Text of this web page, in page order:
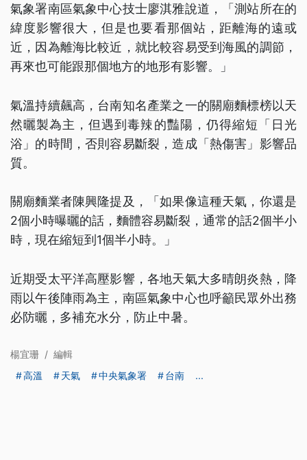
氣象署南區氣象中心技士廖淇雅說道，「測站所在的
緯度影響很大，但是也要看那個站，距離海的遠或
近，因為離海比較近，就比較容易受到海風的調節，
再來也可能跟那個地方的地形有影響。」
氣溫持續飆高，台南知名產業之一的關廟麵標榜以天
然曬製為主，但遇到毒辣的豔陽，仍得縮短「日光
浴」的時間，否則容易斷裂，造成「熱傷害」影響品
質。
關廟麵業者陳興隆提及，「如果像這種天氣，你還是
2個小時曝曬的話，麵體容易斷裂，通常的話2個半小
時，現在縮短到1個半小時。」
近期受太平洋高壓影響，各地天氣大多晴朗炎熱，降
雨以午後陣雨為主，南區氣象中心也呼籲民眾外出務
必防曬，多補充水分，防止中暑。
楊宜珊 / 編輯
高溫
天氣 中央氣象署 台南 ...